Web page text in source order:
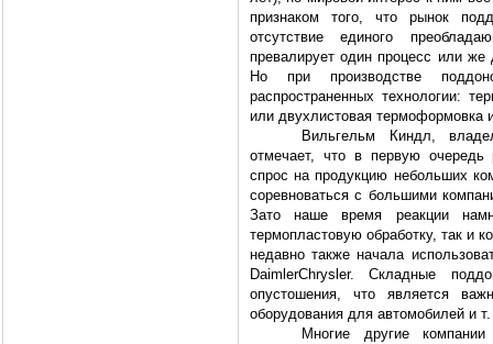
признаком того, что рынок
отсутствие единого
превалирует один процесс или же
Но при производстве
распространенных технологии:
или двухлистовая термоформовка
Вильгельм Киндл,
отмечает, что в первую очередь
спрос на продукцию небольших
соревноваться с большими
Зато наше время реакции
термопластовую обработку, так и
недавно также начала
DaimlerChrysler. Складные
опустошения, что является
оборудования для автомобилей и
Многие другие